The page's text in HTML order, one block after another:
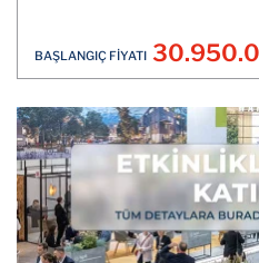
BAŞLANGIÇ FİYATI